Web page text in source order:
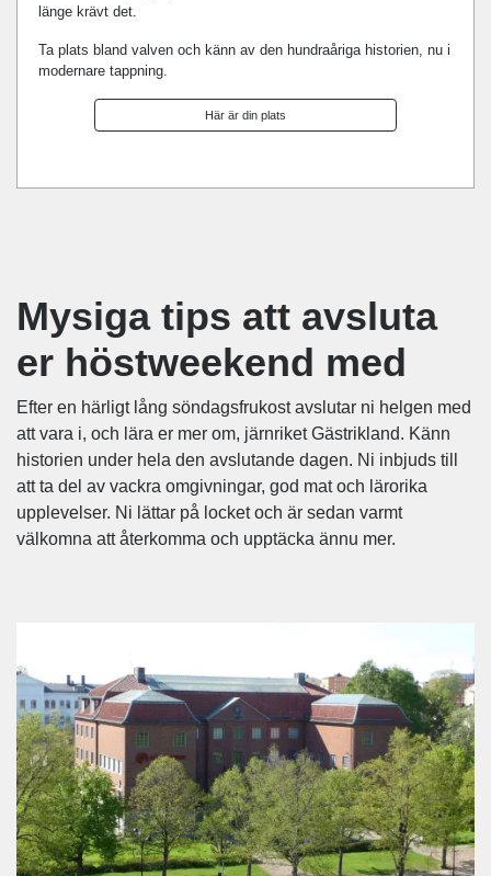
länge krävt det.
Ta plats bland valven och känn av den hundraåriga historien, nu i
modernare tappning.
Här är din plats
Mysiga tips att avsluta
er höstweekend med
Efter en härligt lång söndagsfrukost avslutar ni helgen med
att vara i, och lära er mer om, järnriket Gästrikland. Känn
historien under hela den avslutande dagen. Ni inbjuds till
att ta del av vackra omgivningar, god mat och lärorika
upplevelser. Ni lättar på locket och är sedan varmt
välkomna att återkomma och upptäcka ännu mer.